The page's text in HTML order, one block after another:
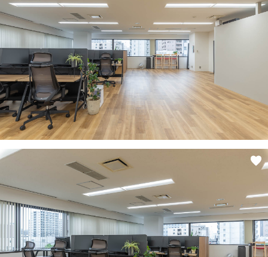
ANATA.
EVENT
WORKS
ABOUT US